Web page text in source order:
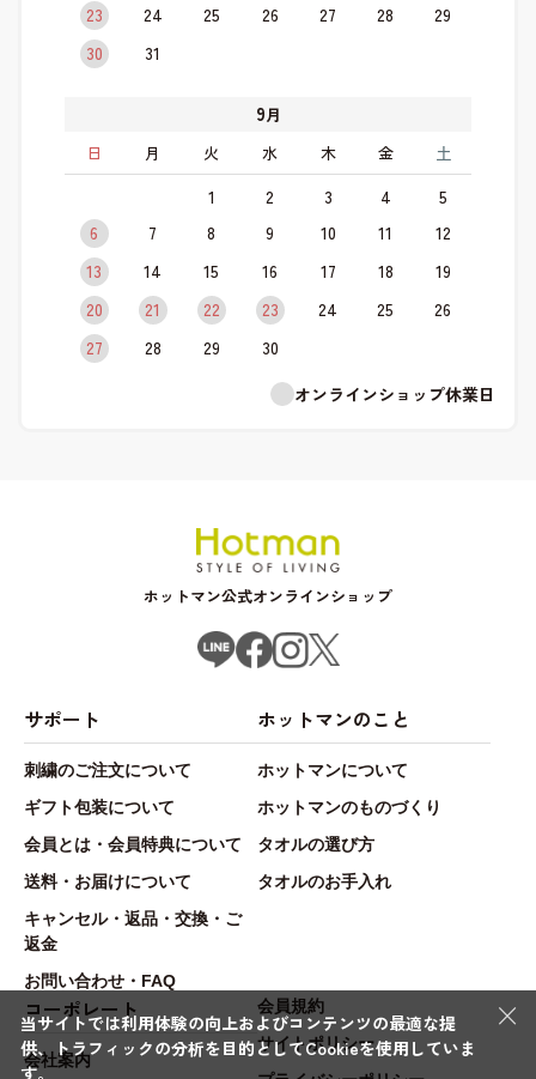
23
24 25 26 27 28
29
30
31
9月
日
月 火 水 木 金 土
1 2 3 4
5
6
7 8 9 10 11
12
13
14 15 16 17 18
19
20
21 22 23 24 25
26
27
28 29
30
オンラインショップ休業日
ホットマン公式オンラインショップ
サポート
刺繍のご注文について
ギフト包装について
会員とは・会員特典について
送料・お届けについて
キャンセル・返品・交換・ご
返金
お問い合わせ・FAQ
ホットマンのこと
ホットマンについて
ホットマンのものづくり
タオルの選び方
タオルのお手入れ
コーポレート
会社案内
会員規約
サイトポリシー
×
当サイトでは利用体験の向上およびコンテンツの最適な提
供、トラフィックの分析を目的としてCookieを使用していま
す。